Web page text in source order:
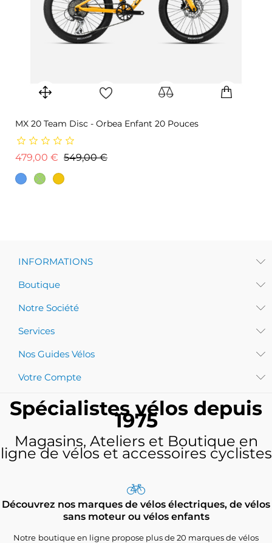
MX 20 Team Disc - Orbea Enfant 20 Pouces
479,00 € Prix de base
549,00 €Prix
INFORMATIONS
Boutique
Notre Société
Services
Nos Guides Vélos
Votre Compte
Spécialistes vélos depuis
1975
Magasins, Ateliers et Boutique en
ligne de vélos et accessoires cyclistes
Découvrez nos marques de vélos électriques, de vélos
sans moteur ou vélos enfants
Notre boutique en ligne propose plus de 20 marques de vélos